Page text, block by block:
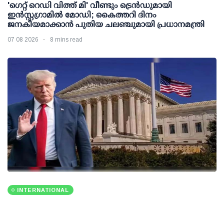
'ഗെറ്റ് റെഡി വിത്ത് മി' വീണ്ടും ട്രെന്‍ഡുമായി
ഇന്‍സ്റ്റഗ്രാമില്‍ മോഡി; കൈത്തറി ദിനം
ജനകീയമാക്കാന്‍ പുതിയ ചലഞ്ചുമായി പ്രധാനമന്ത്രി
07 08 2026 8 mins read
INTERNATIONAL